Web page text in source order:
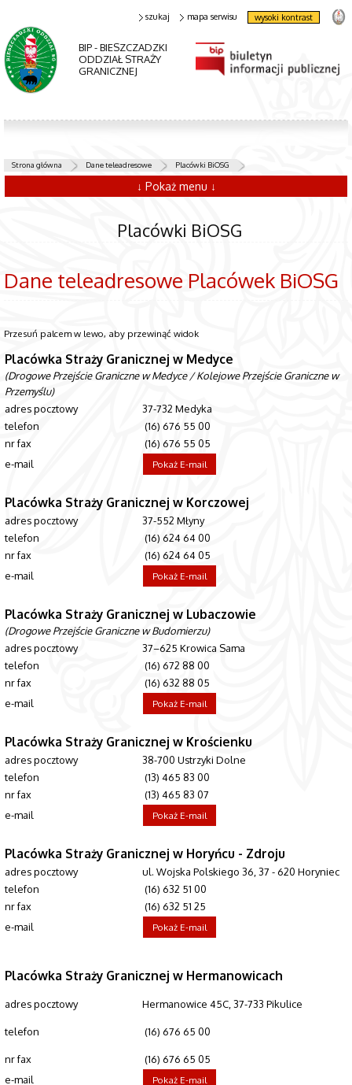
BIP - BIESZCZADZKI
ODDZIAŁ STRAŻY
GRANICZNEJ
szukaj mapa serwisu wysoki kontrast
Strona główna Dane teleadresowe Placówki BiOSG
↓ Pokaż menu ↓
Placówki BiOSG
Dane teleadresowe Placówek BiOSG
Placówka Straży Granicznej w Medyce
(Drogowe Przejście Graniczne w Medyce / Kolejowe Przejście Graniczne w
Przemyślu)
adres pocztowy
37-732 Medyka
telefon
(16) 676 55 00
nr fax
(16) 676 55 05
e-mail
Pokaż E-mail
Placówka Straży Granicznej w Korczowej
adres pocztowy
37-552 Młyny
telefon
(16) 624 64 00
nr fax
(16) 624 64 05
e-mail
Pokaż E-mail
Placówka Straży Granicznej w Lubaczowie
(Drogowe Przejście Graniczne w Budomierzu)
adres pocztowy
37–625 Krowica Sama
telefon
(16) 672 88 00
nr fax
(16) 632 88 05
e-mail
Pokaż E-mail
Placówka Straży Granicznej w Krościenku
adres pocztowy
38-700 Ustrzyki Dolne
telefon
(13) 465 83 00
nr fax
(13) 465 83 07
e-mail
Pokaż E-mail
Placówka Straży Granicznej w Horyńcu - Zdroju
adres pocztowy
ul. Wojska Polskiego 36, 37 - 620 Horyniec
telefon
(16) 632 51 00
nr fax
(16) 632 51 25
e-mail
Pokaż E-mail
Placówka Straży Granicznej w Hermanowicach
adres pocztowy Hermanowice 45C, 37-733 Pikulice
telefon (16) 676 65 00
nr fax
(16) 676 65 05
e-mail
Pokaż E-mail